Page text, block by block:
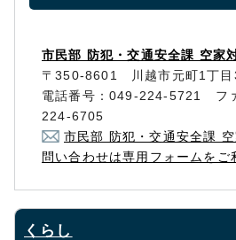
市民部 防犯・交通安全課 空家
〒350-8601 川越市元町1丁目
電話番号：049-224-5721 フ
224-6705
市民部 防犯・交通安全課
問い合わせは専用フォームをご
くらし